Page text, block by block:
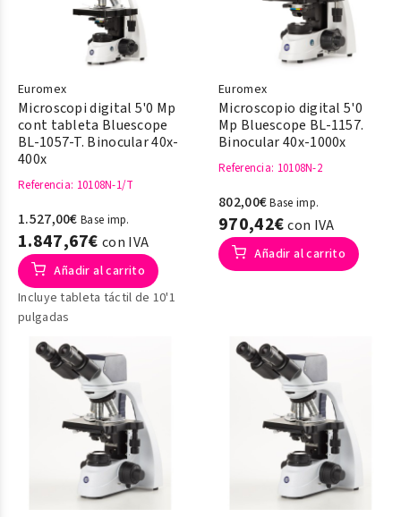
Euromex
Microscopi digital 5'0 Mp
cont tableta Bluescope
BL-1057-T. Binocular 40x-
400x
Referencia: 10108N-1/T
1.527,00€ Base imp.
1.847,67€ con IVA
Añadir al carrito
Incluye tableta táctil de 10'1
pulgadas
Euromex
Microscopio digital 5'0
Mp Bluescope BL-1157.
Binocular 40x-1000x
Referencia: 10108N-2
802,00€Base imp.
970,42€con IVA
Añadir al carrito